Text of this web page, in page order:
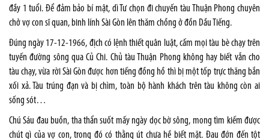
đầy 1 tuổi. Để đảm bảo bí mật, dì Tư chọn đi chuyến tàu Thuận Phong chuyên
chở vợ con sĩ quan, binh lính Sài Gòn lên thăm chồng ở đồn Dầu Tiếng.
Đúng ngày 17-12-1966, địch có lệnh thiết quân luật, cấm mọi tàu bè chạy trên
tuyến đường sông qua Củ Chi. Chủ tàu Thuận Phong không hay biết vẫn cho
tàu chạy, vừa rời Sài Gòn được hơn tiếng đồng hồ thì bị một tốp trực thăng bắn
xối xả. Tàu trúng đạn và bị chìm, toàn bộ hành khách trên tàu không còn ai
sống sót…
Chú Sáu đau buồn, tha thẩn suốt mấy ngày dọc bờ sông, mong tìm kiếm được
chút gì của vợ con, trong đó có thằng út chưa hề biết mặt. Đau đớn đến tột